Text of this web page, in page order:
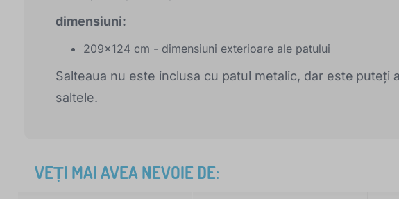
dimensiuni:
209x124 cm - dimensiuni exterioare ale patului
Salteaua nu este inclusa cu patul metalic, dar este puteți
saltele.
VEȚI MAI AVEA NEVOIE DE: